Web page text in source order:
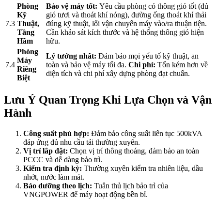
7.3
Phòng
Kỹ
Thuật,
Tầng
Hầm
Bảo vệ máy tốt: Yêu cầu phòng có thông gió tốt (đủ
gió tươi và thoát khí nóng), đường ống thoát khí thải
đúng kỹ thuật, lối vận chuyển máy vào/ra thuận tiện.
Cần khảo sát kích thước và hệ thống thông gió hiện
hữu.
7.4
Phòng
Máy
Riêng
Biệt
Lý tưởng nhất: Đảm bảo mọi yếu tố kỹ thuật, an
toàn và bảo vệ máy tối đa. Chi phí: Tốn kém hơn về
diện tích và chi phí xây dựng phòng đạt chuẩn.
Lưu Ý Quan Trọng Khi Lựa Chọn và Vận
Hành
Công suất phù hợp: Đảm bảo công suất liên tục 500kVA
đáp ứng đủ nhu cầu tải thường xuyên.
Vị trí lắp đặt: Chọn vị trí thông thoáng, đảm bảo an toàn
PCCC và dễ dàng bảo trì.
Kiểm tra định kỳ: Thường xuyên kiểm tra nhiên liệu, dầu
nhớt, nước làm mát.
Bảo dưỡng theo lịch: Tuân thủ lịch bảo trì của
VNGPOWER để máy hoạt động bền bỉ.